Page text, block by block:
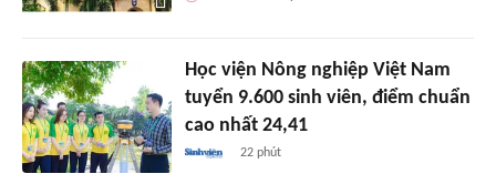
Học viện Nông nghiệp Việt Nam
tuyển 9.600 sinh viên, điểm chuẩn
cao nhất 24,41
22 phút